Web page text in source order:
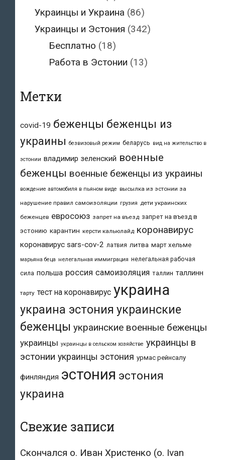
Украинцы и Украина (86)
Украинцы и Эстония (342)
Бесплатно (18)
Работа в Эстонии (13)
Метки
covid-19 беженцы беженцы из
украины безвизовый режим беларусь вид на жительство в
эстонии владимир зеленский военные
беженцы военные беженцы из украины
вождение автомобиля в пьяном виде высылка из эстонии за
нарушение правил самоизоляции грузия
дети украинских
беженцев евросоюз запрет на въезд запрет на въезд в
эстонию карантин керсти кальюлайд коронавирус
коронавирус sars-cov-2 латвия литва март хельме
марьяна беца нелегальная иммиграция нелегальная рабочая
сила польша россия самоизоляция таллин таллинн
тарту тест на коронавирус украина
украина эстония украинские
беженцы украинские военные беженцы
украинцы украинцы в сельском хозяйстве украинцы в
эстонии украинцы эстония урмас рейнсалу
финляндия эстония эстония
украина
Свежие записи
Скончался о. Иван Христенко (о. Ivan